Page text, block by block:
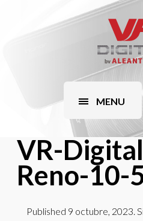
MENU
VR-
Reno-10-
Published 9 octubre, 2023.